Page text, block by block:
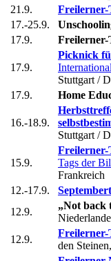
21.9.
Freilerner-
17.-25.9.
17.9.
Freilerner-
17.9.
Picknick
Stuttgart /
17.9.
Home
16.-18.9.
Stuttgart /
15.9.
Freilerner-
Tags der
Frankreich
12.-17.9.
12.9.
„Not back
Niederlande
12.9.
Freilerner-
den